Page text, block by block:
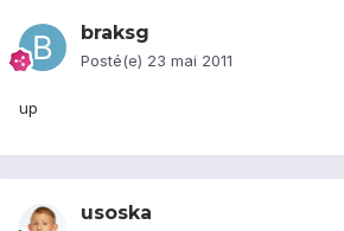
braksg
Posté(e) 23 mai 2011
up
usoska